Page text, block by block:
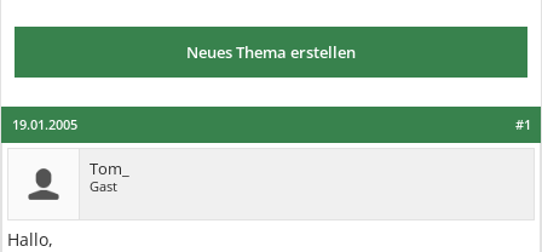
Neues Thema erstellen
#1
19.01.2005
Tom_
Gast
Hallo,